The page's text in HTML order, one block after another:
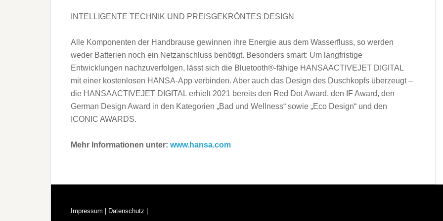
INTELLIGENTE TECHNIK UND PREISGEKRÖNTES DESIGN
Alle Komponenten der Handbrause gewinnen ihre Energie aus dem Wasserfluss, so werden
weder Batterien noch ein Netzanschluss benötigt. Besonders smart: Um langfristige
Entwicklungen nachzuverfolgen, lässt sich die Bluetooth®-fähige HANSAACTIVEJET DIGITAL
mit einer kostenlosen HANSA-App verbinden. Aber auch das Design des Duschkopfs überzeugt –
die HANSAACTIVEJET DIGITAL erhielt 2021 bereits den Red Dot Award, den IF Award, den
German Design Award in den Kategorien „Bad und Wellness“ sowie „Eco Design“ und den
ICONIC AWARDS.
Mehr Informationen unter: www.hansa.com
Impressum |
Datenschutz |